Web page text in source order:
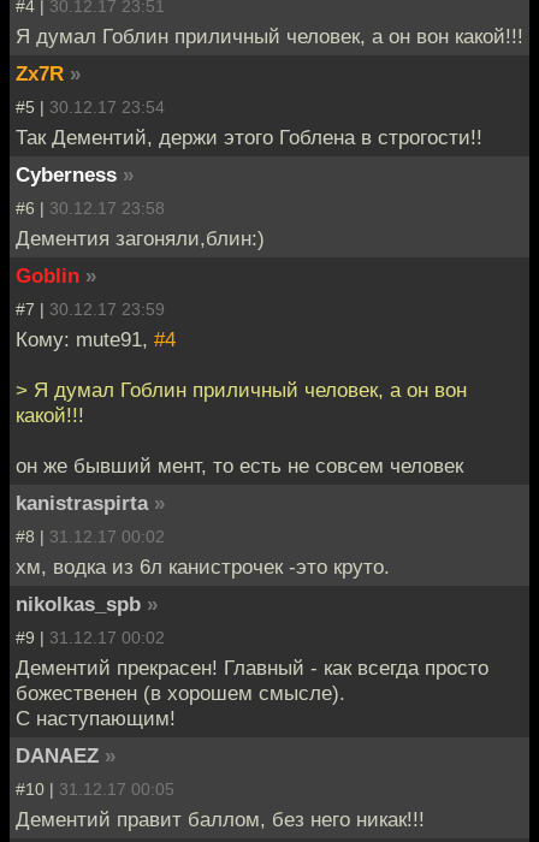
#4 | 30.12.17 23:51
Я думал Гоблин приличный человек, а он вон какой!!!
Zx7R »
#5 | 30.12.17 23:54
Так Дементий, держи этого Гоблена в строгости!!
Cyberness »
#6 | 30.12.17 23:58
Дементия загоняли,блин:)
Goblin »
#7 | 30.12.17 23:59
Кому: mute91, #4
> Я думал Гоблин приличный человек, а он вон
какой!!!
он же бывший мент, то есть не совсем человек
kanistraspirta »
#8 | 31.12.17 00:02
хм, водка из 6л канистрочек -это круто.
nikolkas_spb »
#9 | 31.12.17 00:02
Дементий прекрасен! Главный - как всегда просто
божественен (в хорошем смысле).
С наступающим!
DANAEZ »
#10 | 31.12.17 00:05
Дементий правит баллом, без него никак!!!